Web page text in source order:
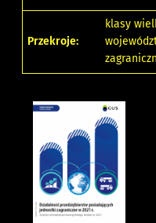
Przekroje:
klasy